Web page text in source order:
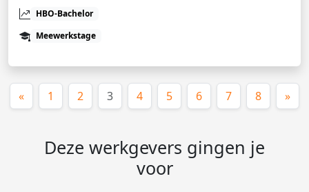
HBO-Bachelor
Meewerkstage
« 1 2 3(huidige)
4 5 6 7 8 »
Deze werkgevers gingen je
voor